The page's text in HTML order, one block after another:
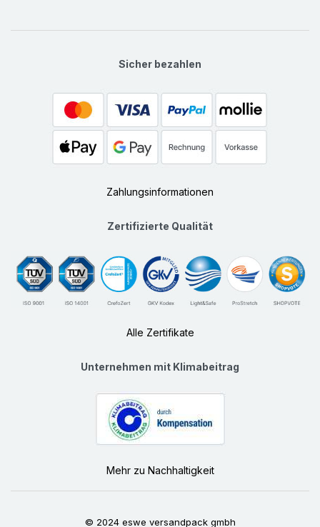
Sicher bezahlen
Zahlungsinformationen
Zertifizierte Qualität
Alle Zertifikate
Unternehmen mit Klimabeitrag
Mehr zu Nachhaltigkeit
© 2024 eswe versandpack gmbh